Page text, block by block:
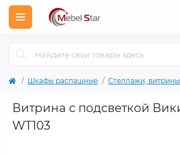
Шкафы распашные Стеллажи, витрины
Витрина с подсветкой
WT103